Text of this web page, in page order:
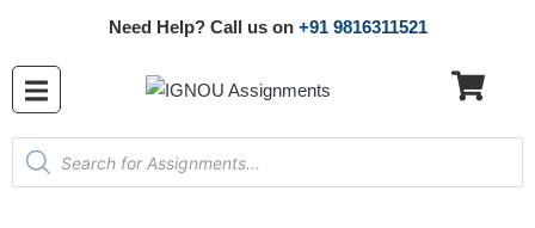
Need Help? Call us on +91 9816311521